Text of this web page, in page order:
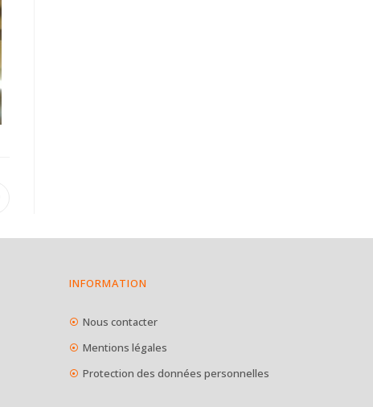
INFORMATION
Nous contacter
Mentions légales
Protection des données personnelles